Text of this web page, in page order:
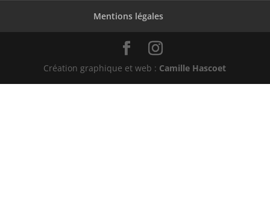
Mentions légales
Création graphique et web : Camille Hascoet